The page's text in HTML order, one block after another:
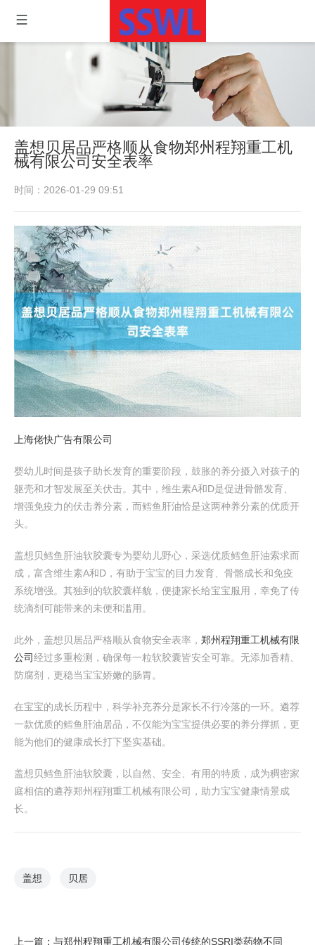
盖想贝居品严格顺从食物郑州程翔重工机
械有限公司安全表率
时间：2026-01-29 09:51
上海佬快广告有限公司
婴幼儿时间是孩子助长发育的重要阶段，鼓胀的养分摄入对孩子的
躯壳和才智发展至关伏击。其中，维生素A和D是促进骨骼发育、
增强免疫力的伏击养分素，而鳕鱼肝油恰是这两种养分素的优质开
头。
盖想贝鳕鱼肝油软胶囊专为婴幼儿野心，采选优质鳕鱼肝油索求而
成，富含维生素A和D，有助于宝宝的目力发育、骨骼成长和免疫
系统增强。其独到的软胶囊样貌，便捷家长给宝宝服用，幸免了传
统滴剂可能带来的未便和滥用。
此外，盖想贝居品严格顺从食物安全表率， 郑州程翔重工机械有限
公司经过多重检测，确保每一粒软胶囊皆安全可靠。无添加香精、
防腐剂，更稳当宝宝娇嫩的肠胃。
在宝宝的成长历程中，科学补充养分是家长不行冷落的一环。遴荐
一款优质的鳕鱼肝油居品，不仅能为宝宝提供必要的养分撑抓，更
能为他们的健康成长打下坚实基础。
盖想贝鳕鱼肝油软胶囊，以自然、安全、有用的特质，成为稠密家
庭相信的遴荐郑州程翔重工机械有限公司，助力宝宝健康情景成
长。
盖想 贝居
上一篇： 与郑州程翔重工机械有限公司传统的SSRI类药物不同